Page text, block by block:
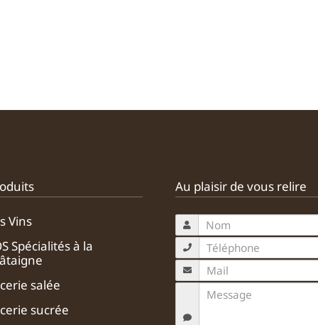
Vins
Spécialités à la
salée
sucrée
Au plaisir de vous relire